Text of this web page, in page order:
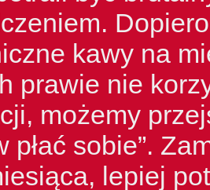
kawy na
prawie nie
możemy
płać sobie”.
lepiej